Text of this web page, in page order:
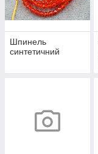
Шпинель
синтетичний